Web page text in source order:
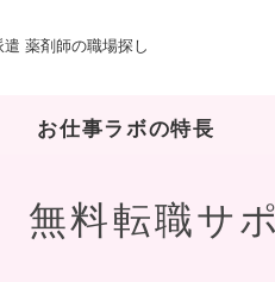
薬剤師の職場探し
お仕事ラボの特長
無料転職サ